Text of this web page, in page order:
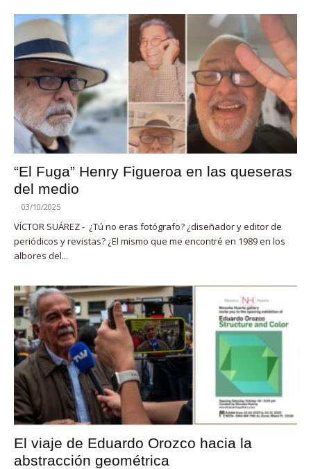
“El Fuga” Henry Figueroa en las queseras
del medio
- 03/10/2025
VÍCTOR SUÁREZ - ¿Tú no eras fotógrafo? ¿diseñador y editor de
periódicos y revistas? ¿El mismo que me encontré en 1989 en los
albores del...
El viaje de Eduardo Orozco hacia la
abstracción geométrica